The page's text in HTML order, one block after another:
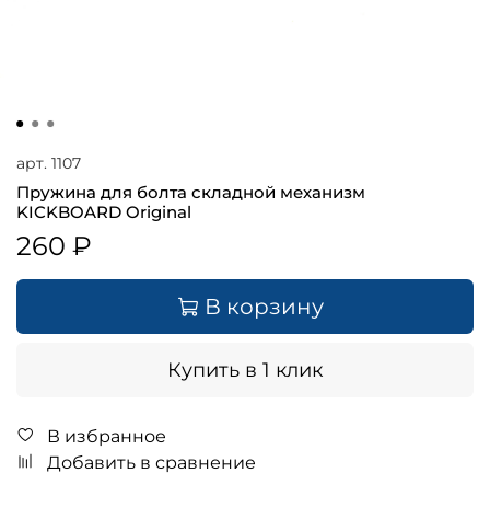
арт. 1107
Пружина для болта складной механизм
KICKBOARD Original
260 ₽
В корзину
Купить в 1 клик
В избранное
Добавить в сравнение